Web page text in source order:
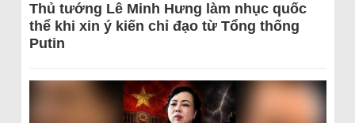
Thủ tướng Lê Minh Hưng làm nhục quốc
thể khi xin ý kiến chỉ đạo từ Tổng thống
Putin